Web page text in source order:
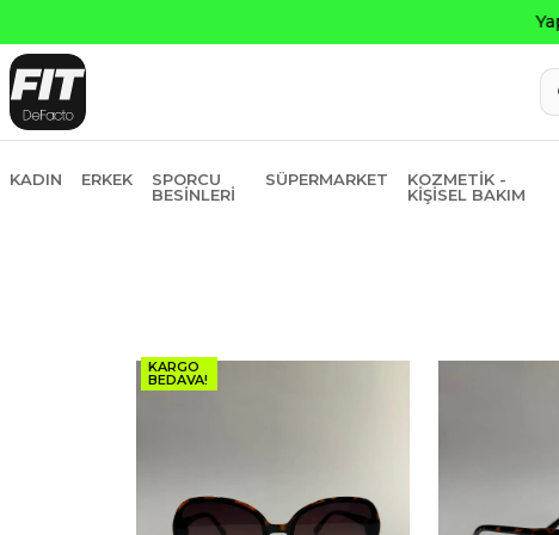
KADIN ERKEK
SPORCU
BESINLERI
SÜPERMARKET
KOZMETIK -
KIŞISEL BAKIM
KARGO
BEDAVA!